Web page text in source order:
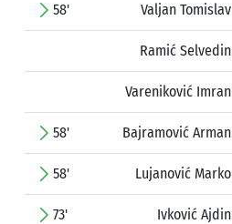
58' Valjan Tomislav
Ramić Selvedin
Vareniković Imran
58' Bajramović Arman
58' Lujanović Marko
73' Ivković Ajdin